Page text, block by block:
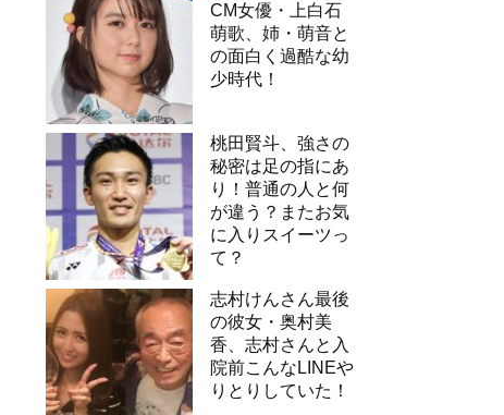
CM女優・上白石
萌歌、姉・萌音と
の面白く過酷な幼
少時代！
桃田賢斗、強さの
秘密は足の指にあ
り！普通の人と何
が違う？またお気
に入りスイーツっ
て？
志村けんさん最後
の彼女・奥村美
香、志村さんと入
院前こんなLINEや
りとりしていた！